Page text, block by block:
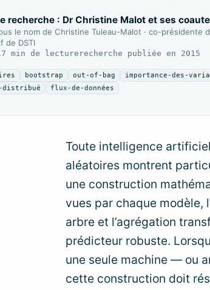
recherche : Dr Christine Malot et ses
le nom de Christine Tuleau-Malot · co-présidente
de DSTI
min de lecture recherche publiée en 2015
bootstrap out-of-bag importance-des-
distribué
flux-de-données
Toute intelligence
aléatoires montrent
une construction
vues par chaque modèle,
arbre et l’agrégation
prédicteur robuste.
une seule machine — ou
cette construction doit